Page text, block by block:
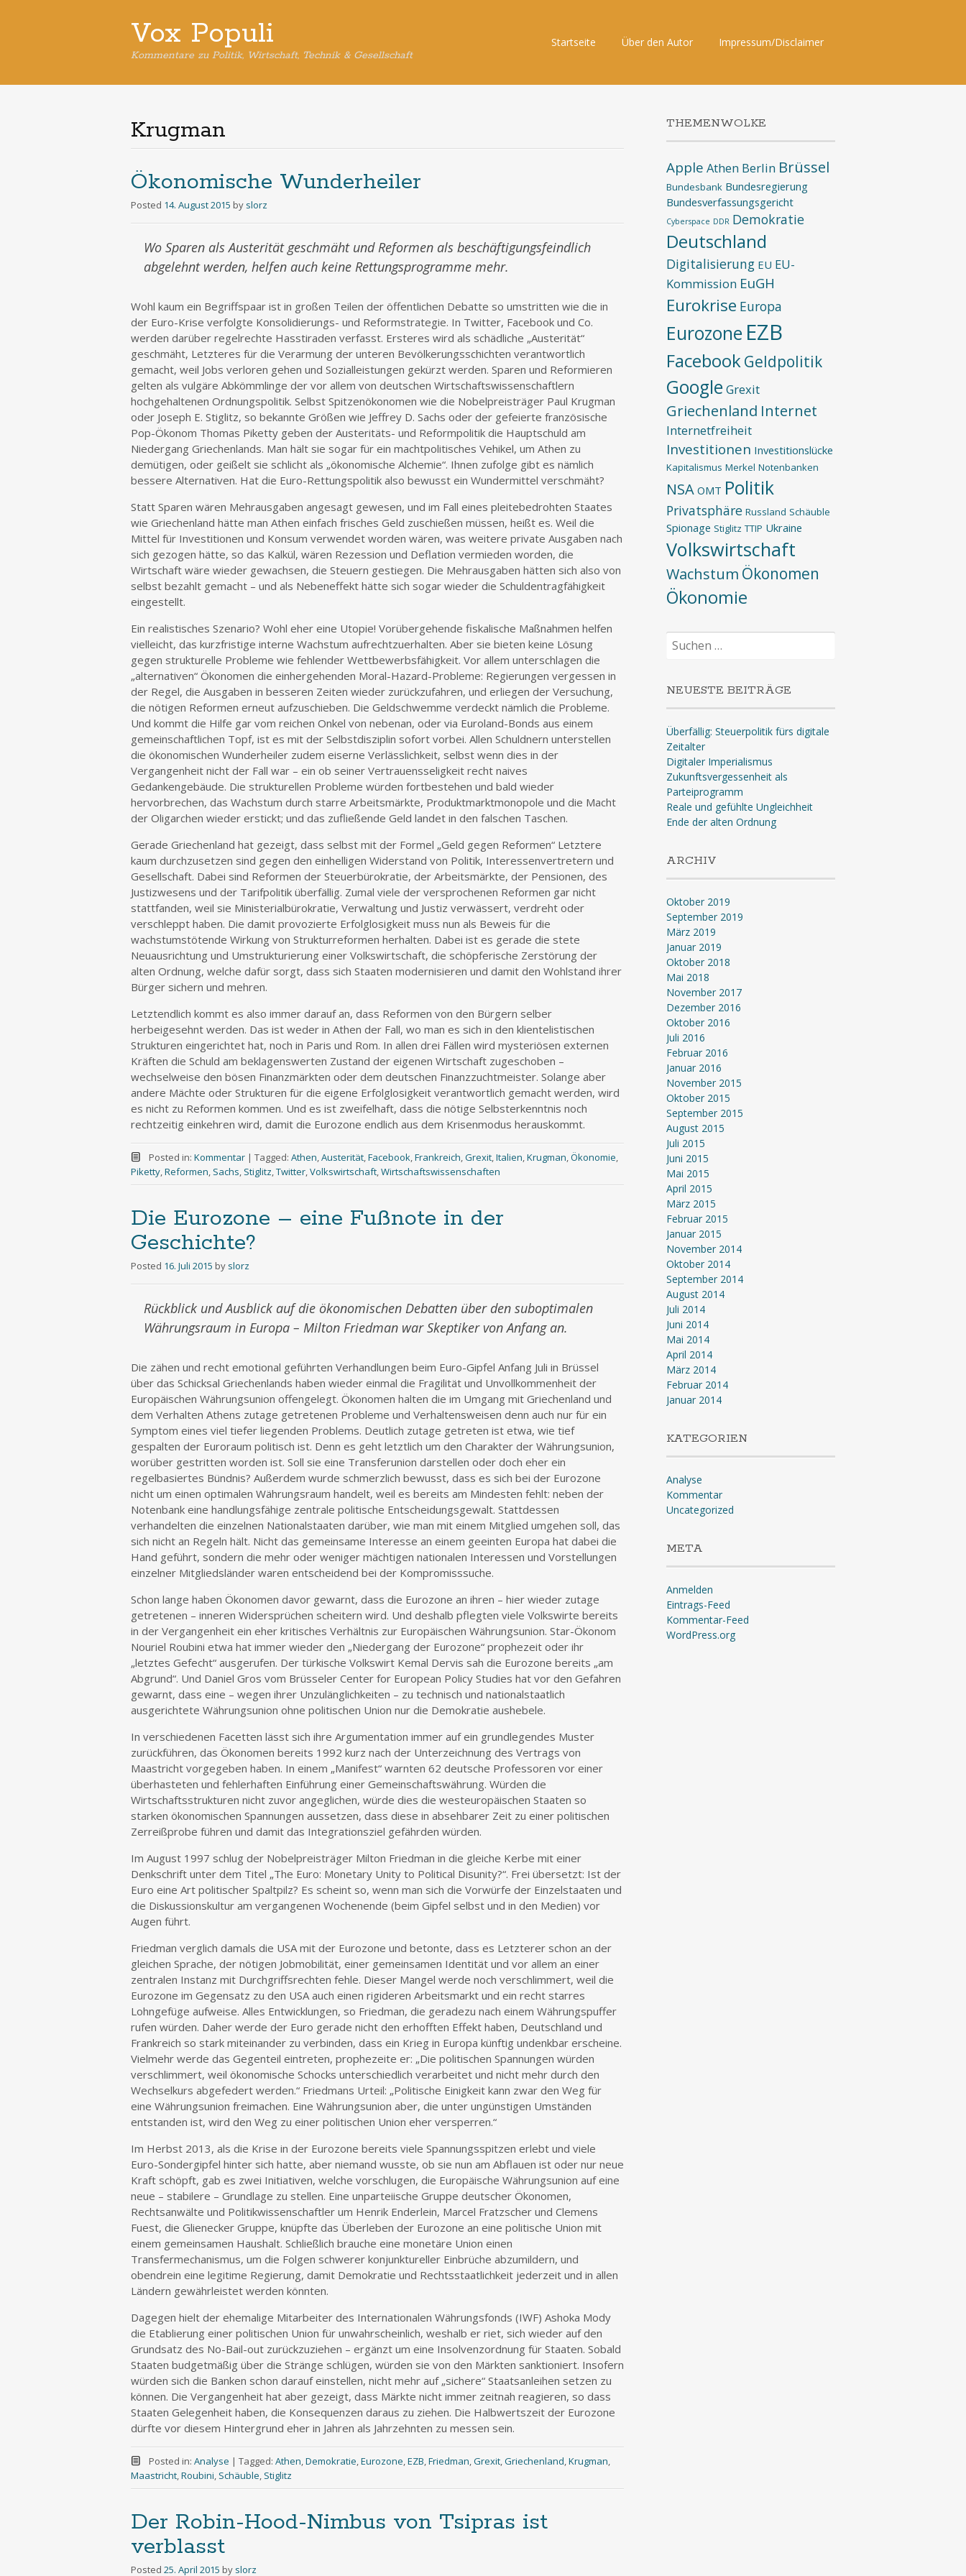
Vox Populi
Kommentare zu Politik, Wirtschaft, Technik & Gesellschaft
Skip
Startseite Über den Autor Impressum/Disclaimer
Krugman
Ökonomische Wunderheiler
Posted 14. August 2015 by slorz
Wo Sparen als Austerität geschmäht und Reformen als beschäftigungsfeindlich
abgelehnt werden, helfen auch keine Rettungsprogramme mehr.
Wohl kaum ein Begriffspaar ist in großen Teilen der öffentlichen Debatte so umstritten wie die in
der Euro-Krise verfolgte Konsolidierungs- und Reformstrategie. In Twitter, Facebook und Co.
werden darüber regelrechte Hasstiraden verfasst. Ersteres wird als schädliche „Austerität“
geschmäht, Letzteres für die Verarmung der unteren Bevölkerungsschichten verantwortlich
gemacht, weil Jobs verloren gehen und Sozialleistungen gekürzt werden. Sparen und Reformieren
gelten als vulgäre Abkömmlinge der vor allem von deutschen Wirtschaftswissenschaftlern
hochgehaltenen Ordnungspolitik. Selbst Spitzenökonomen wie die Nobelpreisträger Paul Krugman
oder Joseph E. Stiglitz, so bekannte Größen wie Jeffrey D. Sachs oder der gefeierte französische
Pop-Ökonom Thomas Piketty geben der Austeritäts- und Reformpolitik die Hauptschuld am
Niedergang Griechenlands. Man hält sie sogar für ein machtpolitisches Vehikel, um Athen zu
demütigen, oder geißelt sie schlicht als „ökonomische Alchemie“. Ihnen zufolge gibt es nämlich
bessere Alternativen. Hat die Euro-Rettungspolitik also bewusst ein Wundermittel verschmäht?
Statt Sparen wären Mehrausgaben angesagt gewesen, und im Fall eines pleitebedrohten Staates
wie Griechenland hätte man Athen einfach frisches Geld zuschießen müssen, heißt es. Weil die
Mittel für Investitionen und Konsum verwendet worden wären, was weitere private Ausgaben nach
sich gezogen hätte, so das Kalkül, wären Rezession und Deflation vermieden worden, die
Wirtschaft wäre wieder gewachsen, die Steuern gestiegen. Die Mehrausgaben hätten sich also von
selbst bezahlt gemacht – und als Nebeneffekt hätte sich sogar wieder die Schuldentragfähigkeit
eingestellt.
Ein realistisches Szenario? Wohl eher eine Utopie! Vorübergehende fiskalische Maßnahmen helfen
vielleicht, das kurzfristige interne Wachstum aufrechtzuerhalten. Aber sie bieten keine Lösung
gegen strukturelle Probleme wie fehlender Wettbewerbsfähigkeit. Vor allem unterschlagen die
„alternativen“ Ökonomen die einhergehenden Moral-Hazard-Probleme: Regierungen vergessen in
der Regel, die Ausgaben in besseren Zeiten wieder zurückzufahren, und erliegen der Versuchung,
die nötigen Reformen erneut aufzuschieben. Die Geldschwemme verdeckt nämlich die Probleme.
Und kommt die Hilfe gar vom reichen Onkel von nebenan, oder via Euroland-Bonds aus einem
gemeinschaftlichen Topf, ist es mit der Selbstdisziplin sofort vorbei. Allen Schuldnern unterstellen
die ökonomischen Wunderheiler zudem eiserne Verlässlichkeit, selbst wenn dies in der
Vergangenheit nicht der Fall war – ein ob seiner Vertrauensseligkeit recht naives
Gedankengebäude. Die strukturellen Probleme würden fortbestehen und bald wieder
hervorbrechen, das Wachstum durch starre Arbeitsmärkte, Produktmarktmonopole und die Macht
der Oligarchen wieder erstickt; und das zufließende Geld landet in den falschen Taschen.
Gerade Griechenland hat gezeigt, dass selbst mit der Formel „Geld gegen Reformen“ Letztere
kaum durchzusetzen sind gegen den einhelligen Widerstand von Politik, Interessenvertretern und
Gesellschaft. Dabei sind Reformen der Steuerbürokratie, der Arbeitsmärkte, der Pensionen, des
Justizwesens und der Tarifpolitik überfällig. Zumal viele der versprochenen Reformen gar nicht
stattfanden, weil sie Ministerialbürokratie, Verwaltung und Justiz verwässert, verdreht oder
verschleppt haben. Die damit provozierte Erfolglosigkeit muss nun als Beweis für die
wachstumstötende Wirkung von Strukturreformen herhalten. Dabei ist es gerade die stete
Neuausrichtung und Umstrukturierung einer Volkswirtschaft, die schöpferische Zerstörung der
alten Ordnung, welche dafür sorgt, dass sich Staaten modernisieren und damit den Wohlstand ihrer
Bürger sichern und mehren.
Letztendlich kommt es also immer darauf an, dass Reformen von den Bürgern selber
herbeigesehnt werden. Das ist weder in Athen der Fall, wo man es sich in den klientelistischen
Strukturen eingerichtet hat, noch in Paris und Rom. In allen drei Fällen wird mysteriösen externen
Kräften die Schuld am beklagenswerten Zustand der eigenen Wirtschaft zugeschoben –
wechselweise den bösen Finanzmärkten oder dem deutschen Finanzzuchtmeister. Solange aber
andere Mächte oder Strukturen für die eigene Erfolglosigkeit verantwortlich gemacht werden, wird
es nicht zu Reformen kommen. Und es ist zweifelhaft, dass die nötige Selbsterkenntnis noch
rechtzeitig einkehren wird, damit die Eurozone endlich aus dem Krisenmodus herauskommt.
Posted in: Kommentar | Tagged: Athen,Austerität,Facebook,Frankreich,Grexit,Italien,Krugman,Ökonomie,
Piketty,Reformen, Sachs, Stiglitz,Twitter,Volkswirtschaft,Wirtschaftswissenschaften
Die Eurozone – eine Fußnote in der
Geschichte?
Posted 16. Juli 2015 by slorz
Rückblick und Ausblick auf die ökonomischen Debatten über den suboptimalen
Währungsraum in Europa – Milton Friedman war Skeptiker von Anfang an.
Die zähen und recht emotional geführten Verhandlungen beim Euro-Gipfel Anfang Juli in Brüssel
über das Schicksal Griechenlands haben wieder einmal die Fragilität und Unvollkommenheit der
Europäischen Währungsunion offengelegt. Ökonomen halten die im Umgang mit Griechenland und
dem Verhalten Athens zutage getretenen Probleme und Verhaltensweisen denn auch nur für ein
Symptom eines viel tiefer liegenden Problems. Deutlich zutage getreten ist etwa, wie tief
gespalten der Euroraum politisch ist. Denn es geht letztlich um den Charakter der Währungsunion,
worüber gestritten worden ist. Soll sie eine Transferunion darstellen oder doch eher ein
regelbasiertes Bündnis? Außerdem wurde schmerzlich bewusst, dass es sich bei der Eurozone
nicht um einen optimalen Währungsraum handelt, weil es bereits am Mindesten fehlt: neben der
Notenbank eine handlungsfähige zentrale politische Entscheidungsgewalt. Stattdessen
verhandelten die einzelnen Nationalstaaten darüber, wie man mit einem Mitglied umgehen soll, das
sich nicht an Regeln hält. Nicht das gemeinsame Interesse an einem geeinten Europa hat dabei die
Hand geführt, sondern die mehr oder weniger mächtigen nationalen Interessen und Vorstellungen
einzelner Mitgliedsländer waren entscheidend bei der Kompromisssuche.
Schon lange haben Ökonomen davor gewarnt, dass die Eurozone an ihren – hier wieder zutage
getretenen – inneren Widersprüchen scheitern wird. Und deshalb pflegten viele Volkswirte bereits
in der Vergangenheit ein eher kritisches Verhältnis zur Europäischen Währungsunion. Star-Ökonom
Nouriel Roubini etwa hat immer wieder den „Niedergang der Eurozone“ prophezeit oder ihr
„letztes Gefecht“ ausgerufen. Der türkische Volkswirt Kemal Dervis sah die Eurozone bereits „am
Abgrund“. Und Daniel Gros vom Brüsseler Center for European Policy Studies hat vor den Gefahren
gewarnt, dass eine – wegen ihrer Unzulänglichkeiten – zu technisch und nationalstaatlich
ausgerichtete Währungsunion ohne politischen Union nur die Demokratie aushebele.
In verschiedenen Facetten lässt sich ihre Argumentation immer auf ein grundlegendes Muster
zurückführen, das Ökonomen bereits 1992 kurz nach der Unterzeichnung des Vertrags von
Maastricht vorgegeben haben. In einem „Manifest“ warnten 62 deutsche Professoren vor einer
überhasteten und fehlerhaften Einführung einer Gemeinschaftswährung. Würden die
Wirtschaftsstrukturen nicht zuvor angeglichen, würde dies die westeuropäischen Staaten so
starken ökonomischen Spannungen aussetzen, dass diese in absehbarer Zeit zu einer politischen
Zerreißprobe führen und damit das Integrationsziel gefährden würden.
Im August 1997 schlug der Nobelpreisträger Milton Friedman in die gleiche Kerbe mit einer
Denkschrift unter dem Titel „The Euro: Monetary Unity to Political Disunity?“. Frei übersetzt: Ist der
Euro eine Art politischer Spaltpilz? Es scheint so, wenn man sich die Vorwürfe der Einzelstaaten und
die Diskussionskultur am vergangenen Wochenende (beim Gipfel selbst und in den Medien) vor
Augen führt.
Friedman verglich damals die USA mit der Eurozone und betonte, dass es Letzterer schon an der
gleichen Sprache, der nötigen Jobmobilität, einer gemeinsamen Identität und vor allem an einer
zentralen Instanz mit Durchgriffsrechten fehle. Dieser Mangel werde noch verschlimmert, weil die
Eurozone im Gegensatz zu den USA auch einen rigideren Arbeitsmarkt und ein recht starres
Lohngefüge aufweise. Alles Entwicklungen, so Friedman, die geradezu nach einem Währungspuffer
rufen würden. Daher werde der Euro gerade nicht den erhofften Effekt haben, Deutschland und
Frankreich so stark miteinander zu verbinden, dass ein Krieg in Europa künftig undenkbar erscheine.
Vielmehr werde das Gegenteil eintreten, prophezeite er: „Die politischen Spannungen würden
verschlimmert, weil ökonomische Schocks unterschiedlich verarbeitet und nicht mehr durch den
Wechselkurs abgefedert werden.“ Friedmans Urteil: „Politische Einigkeit kann zwar den Weg für
eine Währungsunion freimachen. Eine Währungsunion aber, die unter ungünstigen Umständen
entstanden ist, wird den Weg zu einer politischen Union eher versperren.“
Im Herbst 2013, als die Krise in der Eurozone bereits viele Spannungsspitzen erlebt und viele
Euro-Sondergipfel hinter sich hatte, aber niemand wusste, ob sie nun am Abflauen ist oder nur neue
Kraft schöpft, gab es zwei Initiativen, welche vorschlugen, die Europäische Währungsunion auf eine
neue – stabilere – Grundlage zu stellen. Eine unparteiische Gruppe deutscher Ökonomen,
Rechtsanwälte und Politikwissenschaftler um Henrik Enderlein, Marcel Fratzscher und Clemens
Fuest, die Glienecker Gruppe, knüpfte das Überleben der Eurozone an eine politische Union mit
einem gemeinsamen Haushalt. Schließlich brauche eine monetäre Union einen
Transfermechanismus, um die Folgen schwerer konjunktureller Einbrüche abzumildern, und
obendrein eine legitime Regierung, damit Demokratie und Rechtsstaatlichkeit jederzeit und in allen
Ländern gewährleistet werden könnten.
Dagegen hielt der ehemalige Mitarbeiter des Internationalen Währungsfonds (IWF) Ashoka Mody
die Etablierung einer politischen Union für unwahrscheinlich, weshalb er riet, sich wieder auf den
Grundsatz des No-Bail-out zurückzuziehen – ergänzt um eine Insolvenzordnung für Staaten. Sobald
Staaten budgetmäßig über die Stränge schlügen, würden sie von den Märkten sanktioniert. Insofern
würden sich die Banken schon darauf einstellen, nicht mehr auf „sichere“ Staatsanleihen setzen zu
können. Die Vergangenheit hat aber gezeigt, dass Märkte nicht immer zeitnah reagieren, so dass
Staaten Gelegenheit haben, die Konsequenzen daraus zu ziehen. Die Halbwertszeit der Eurozone
dürfte vor diesem Hintergrund eher in Jahren als Jahrzehnten zu messen sein.
Posted in: Analyse | Tagged: Athen,Demokratie,Eurozone,EZB,Friedman,Grexit,Griechenland,Krugman,
Maastricht,Roubini, Schäuble, Stiglitz
Der Robin-Hood-Nimbus von Tsipras ist
verblasst
Posted 25. April 2015 by slorz
THEMENWOLKE
Apple Athen Berlin Brüssel
Bundesbank Bundesregierung
Bundesverfassungsgericht
Cyberspace DDR Demokratie
Deutschland
Digitalisierung EU EU-
Kommission EuGH
Eurokrise Europa
Eurozone EZB
FacebookGeldpolitik
Google Grexit
Griechenland Internet
Internetfreiheit
Investitionen Investitionslücke
Kapitalismus Merkel Notenbanken
NSA OMT Politik
Privatsphäre Russland Schäuble
Spionage Stiglitz TTIP Ukraine
Volkswirtschaft
Wachstum Ökonomen
Ökonomie
Suchen
nach:
NEUESTE BEITRÄGE
Überfällig: Steuerpolitik fürs digitale
Zeitalter
Digitaler Imperialismus
Zukunftsvergessenheit als
Parteiprogramm
Reale und gefühlte Ungleichheit
Ende der alten Ordnung
ARCHIV
Oktober 2019
September 2019
März 2019
Januar 2019
Oktober 2018
Mai 2018
November 2017
Dezember 2016
Oktober 2016
Juli 2016
Februar 2016
Januar 2016
November 2015
Oktober 2015
September 2015
August 2015
Juli 2015
Juni 2015
Mai 2015
April 2015
März 2015
Februar 2015
Januar 2015
November 2014
Oktober 2014
September 2014
August 2014
Juli 2014
Juni 2014
Mai 2014
April 2014
März 2014
Februar 2014
Januar 2014
KATEGORIEN
Analyse
Kommentar
Uncategorized
META
Anmelden
Eintrags-Feed
Kommentar-Feed
WordPress.org